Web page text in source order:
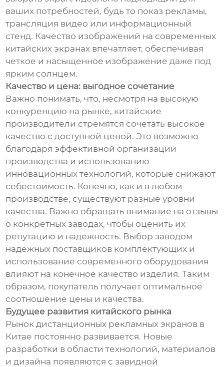
ваших потребностей, будь то показ рекламы,
трансляция видео или информационный
стенд. Качество изображений на современных
китайских экранах впечатляет, обеспечивая
четкое и насыщенное изображение даже под
ярким солнцем.
Качество и цена: выгодное сочетание
Важно понимать, что, несмотря на высокую
конкуренцию на рынке, китайские
производители стремятся сочетать высокое
качество с доступной ценой. Это возможно
благодаря эффективной организации
производства и использованию
инновационных технологий, которые снижают
себестоимость. Конечно, как и в любом
производстве, существуют разные уровни
качества. Важно обращать внимание на отзывы
о конкретных заводах, чтобы оценить их
репутацию и надежность. Выбор заводом
надежных поставщиков комплектующих и
использование современного оборудования
влияют на конечное качество изделия. Таким
образом, покупатель получает оптимальное
соотношение цены и качества.
Будущее развития китайского рынка
Рынок дистанционных рекламных экранов в
Китае постоянно развивается. Новые
разработки в области технологий, материалов
и дизайна появляются с завидной